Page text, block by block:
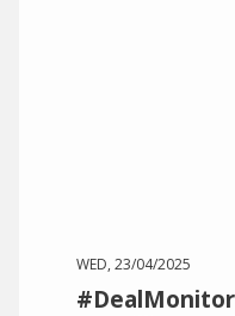
WED, 23/04/2025